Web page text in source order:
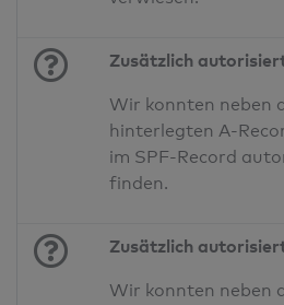
Zusätzlich
Wir konnten neben
hinterlegten A-
im SPF-Record
finden.
Zusätzlich
Wir konnten neben